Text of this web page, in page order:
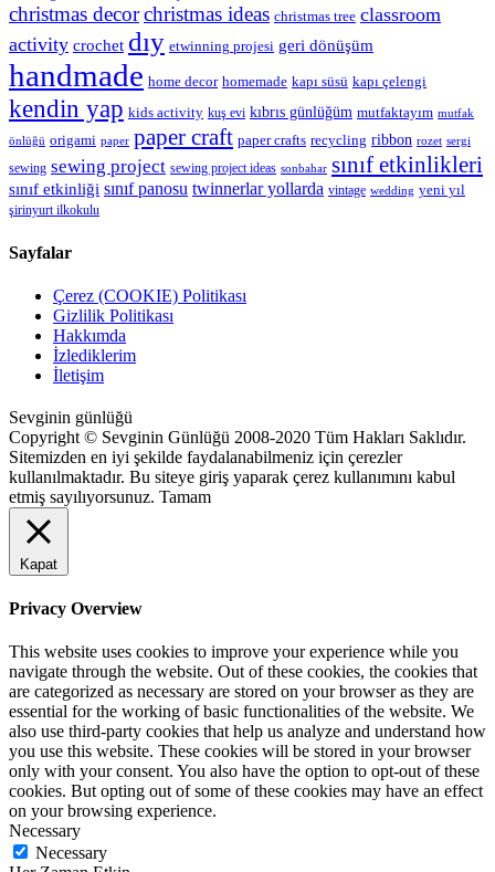
christmas decorchristmas ideas christmas tree classroom
activity crochet dıy etwinning projesi geri dönüşüm
handmade home decor homemade kapı süsü kapı çelengi
kendin yap kids activity kuş evi kıbrıs günlüğüm mutfaktayım mutfak
önlüğü origami paper paper craft paper crafts recycling ribbon rozet sergi
sewing sewing project sewing project ideas sonbahar sınıf etkinlikleri
sınıf etkinliği sınıf panosu twinnerlar yollarda vintage wedding yeni yıl
şirinyurt ilkokulu
Sayfalar
Çerez (COOKIE) Politikası
Gizlilik Politikası
Hakkımda
İzlediklerim
İletişim
Sevginin günlüğü
Copyright © Sevginin Günlüğü 2008-2020 Tüm Hakları Saklıdır.
Sitemizden en iyi şekilde faydalanabilmeniz için çerezler
kullanılmaktadır. Bu siteye giriş yaparak çerez kullanımını kabul
etmiş sayılıyorsunuz. Tamam
Kapat
Privacy Overview
This website uses cookies to improve your experience while you
navigate through the website. Out of these cookies, the cookies that
are categorized as necessary are stored on your browser as they are
essential for the working of basic functionalities of the website. We
also use third-party cookies that help us analyze and understand how
you use this website. These cookies will be stored in your browser
only with your consent. You also have the option to opt-out of these
cookies. But opting out of some of these cookies may have an effect
on your browsing experience.
Necessary
Necessary